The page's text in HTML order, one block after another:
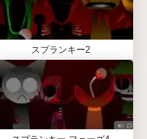
、アイデアを共有し、
ょう。
（SPRUNKI
イルデバイスでプレイ
スプランキー2